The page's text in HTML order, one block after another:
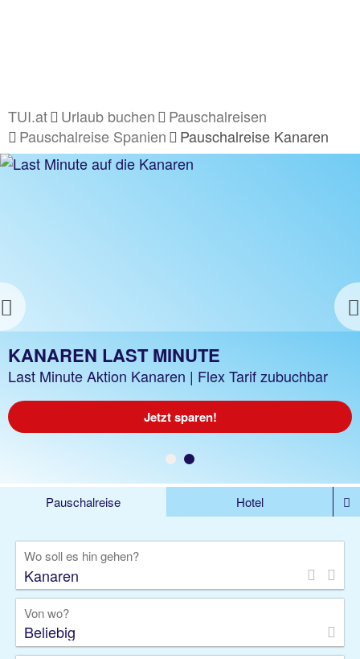
TUI.at Urlaub buchen
Pauschalreisen
Pauschalreise Spanien
Pauschalreise Kanaren
Previous
PAUSCHALREISE KANAREN
z.B. 1 Woche Hotel inkl. Flug
Jetzt buchen!
KANAREN LAST MINUTE
Last Minute Aktion Kanaren | Flex Tarif zubuchbar
Jetzt sparen!
Pauschalreise
Hotel
Rundreise
Kreuzfahrt
Gruppenreise
Camper Privattransfer
Wo soll es hin gehen?
Von wo?
Beliebig